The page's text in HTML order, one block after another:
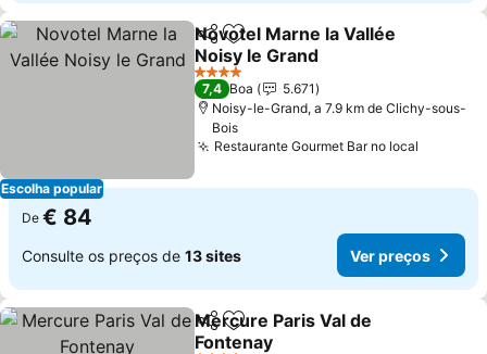
Escolha popular
PartilharAdicionar aos favoritos
Novotel Marne la Vallée
Noisy le Grand
4 Estrelas
7,4 Boa
5.671
Noisy-le-Grand, a 7.9 km de Clichy-sous-
Bois
Restaurante Gourmet Bar no local
De € 84
Consulte os preços de 13 sites Ver preços
PartilharAdicionar aos favoritos
Mercure Paris Val de
Fontenay